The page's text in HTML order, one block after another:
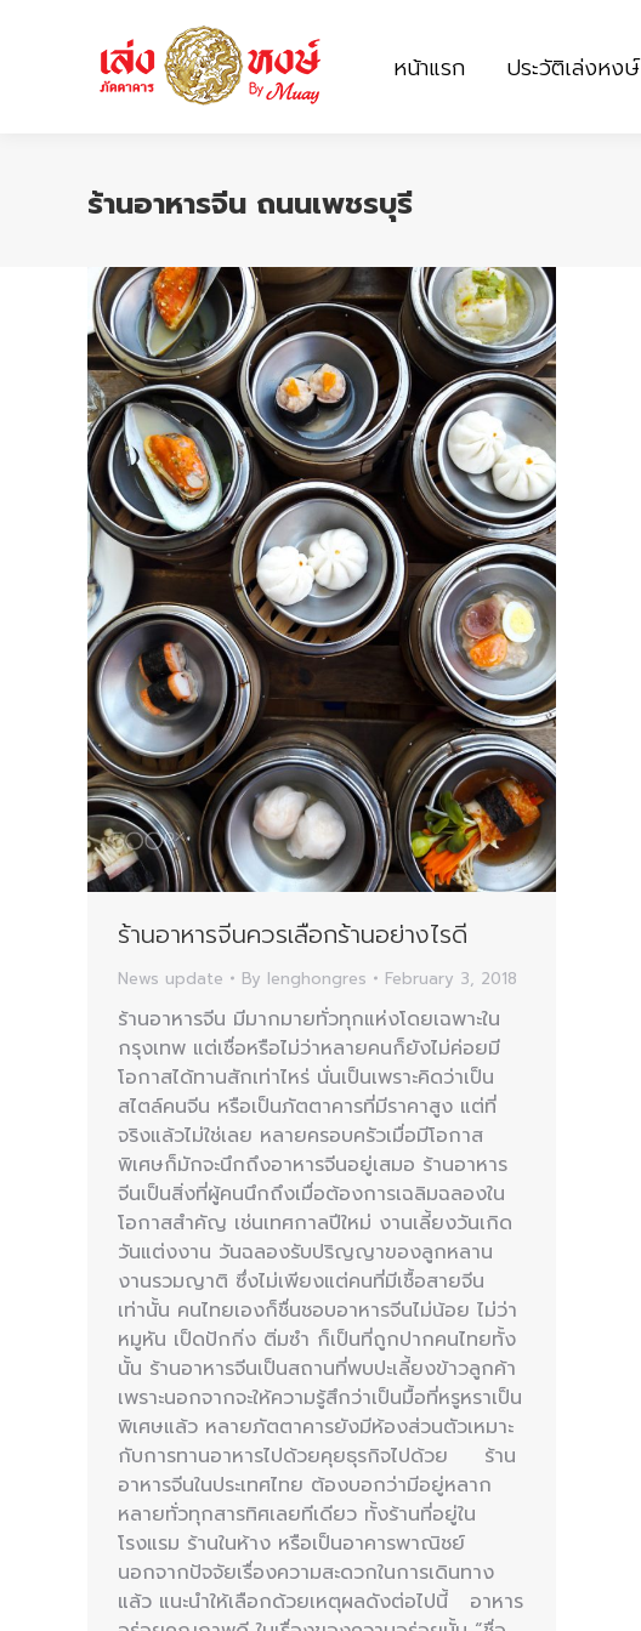
หน้าแรก ประวัติเล่งหงษ์
ร้านอาหารจีน ถนนเพชรบุรี
ร้านอาหารจีนควรเลือกร้านอย่างไรดี
News update By lenghongres February 3, 2018
ร้านอาหารจีน มีมากมายทั่วทุกแห่งโดยเฉพาะใน
กรุงเทพ แต่เชื่อหรือไม่ว่าหลายคนก็ยังไม่ค่อยมี
โอกาสได้ทานสักเท่าไหร่ นั่นเป็นเพราะคิดว่าเป็น
สไตล์คนจีน หรือเป็นภัตตาคารที่มีราคาสูง แต่ที่
จริงแล้วไม่ใช่เลย หลายครอบครัวเมื่อมีโอกาส
พิเศษก็มักจะนึกถึงอาหารจีนอยู่เสมอ ร้านอาหาร
จีนเป็นสิ่งที่ผู้คนนึกถึงเมื่อต้องการเฉลิมฉลองใน
โอกาสสำคัญ เช่นเทศกาลปีใหม่ งานเลี้ยงวันเกิด
วันแต่งงาน วันฉลองรับปริญญาของลูกหลาน
งานรวมญาติ ซึ่งไม่เพียงแต่คนที่มีเชื้อสายจีน
เท่านั้น คนไทยเองก็ชื่นชอบอาหารจีนไม่น้อย ไม่ว่า
หมูหัน เป็ดปักกิ่ง ติ่มซำ ก็เป็นที่ถูกปากคนไทยทั้ง
นั้น ร้านอาหารจีนเป็นสถานที่พบปะเลี้ยงข้าวลูกค้า
เพราะนอกจากจะให้ความรู้สึกว่าเป็นมื้อที่หรูหราเป็น
พิเศษแล้ว หลายภัตตาคารยังมีห้องส่วนตัวเหมาะ
กับการทานอาหารไปด้วยคุยธุรกิจไปด้วย ร้าน
อาหารจีนในประเทศไทย ต้องบอกว่ามีอยู่หลาก
หลายทั่วทุกสารทิศเลยทีเดียว ทั้งร้านที่อยู่ใน
โรงแรม ร้านในห้าง หรือเป็นอาคารพาณิชย์
นอกจากปัจจัยเรื่องความสะดวกในการเดินทาง
แล้ว แนะนำให้เลือกด้วยเหตุผลดังต่อไปนี้ อาหาร